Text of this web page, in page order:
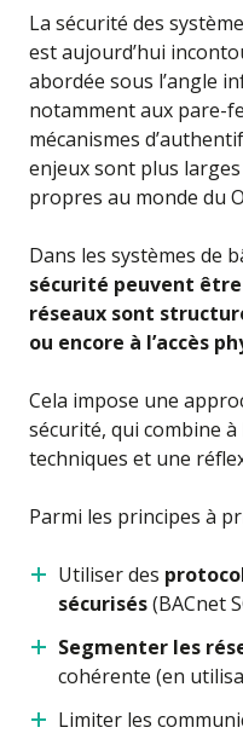
La sécurité des
est aujourd’hui
abordée sous l’angle
notamment aux pare-
mécanismes
enjeux sont plus
propres au monde du
Dans les systèmes de
sécurité peuvent
réseaux sont
ou encore à l’accès
Cela impose une
sécurité, qui combine
techniques et une
Parmi les principes à
Utiliser des
sécurisés(BACnet
Segmenter les
cohérente (en
Limiter les